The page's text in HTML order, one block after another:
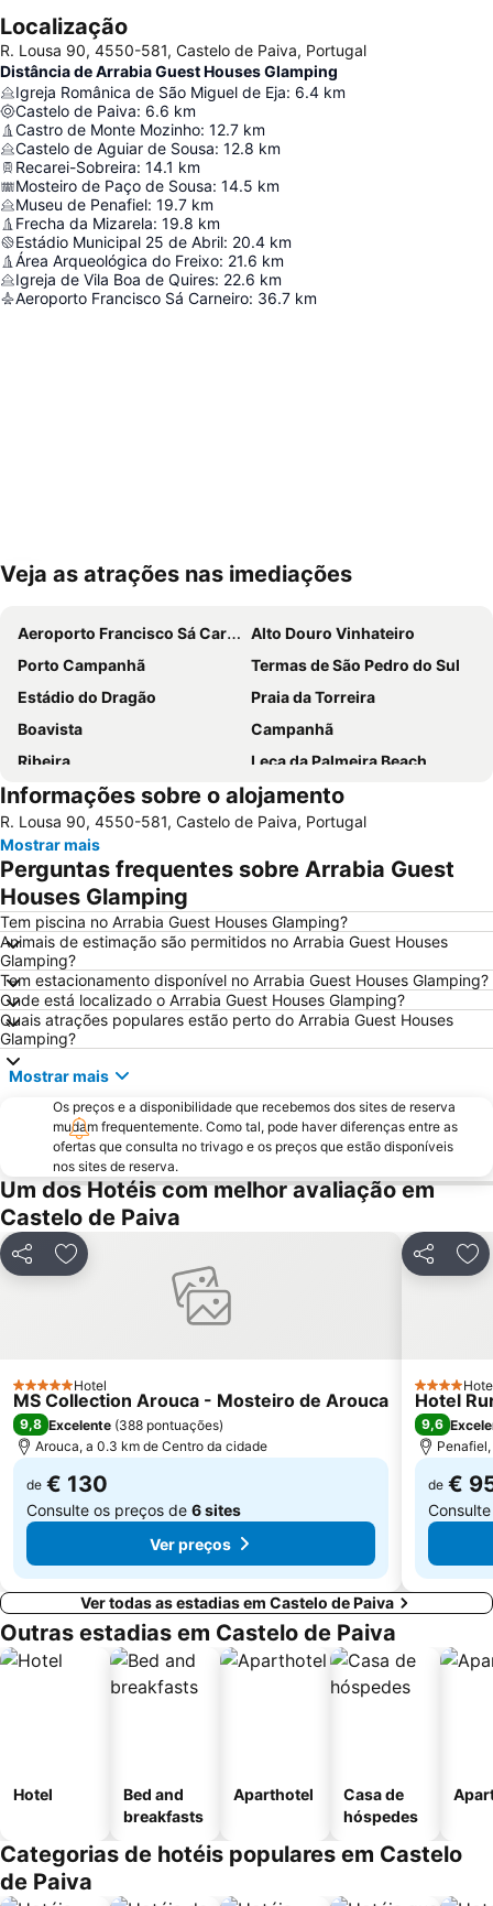
Localização
R. Lousa 90, 4550-581, Castelo de Paiva, Portugal
Distância de Arrabia Guest Houses Glamping
Igreja Românica de São Miguel de Eja: 6.4 km
Castelo de Paiva: 6.6 km
Castro de Monte Mozinho: 12.7 km
Castelo de Aguiar de Sousa: 12.8 km
Recarei-Sobreira: 14.1 km
Mosteiro de Paço de Sousa: 14.5 km
Museu de Penafiel: 19.7 km
Frecha da Mizarela: 19.8 km
Estádio Municipal 25 de Abril: 20.4 km
Área Arqueológica do Freixo: 21.6 km
Igreja de Vila Boa de Quires: 22.6 km
Aeroporto Francisco Sá Carneiro: 36.7 km
Ampliar mapa
Veja as atrações nas imediações
Aeroporto Francisco Sá Carneiro
Alto Douro Vinhateiro
Porto Campanhã
Termas de São Pedro do Sul
Estádio do Dragão
Praia da Torreira
Boavista
Campanhã
Ribeira
Leça da Palmeira Beach
Parque aquático de Amarante
Pavilhão Multiusos Gondomar
Praia do Furadouro
Cais de Gaia
Igreja de Peso da Régua
Magikland
Pavilhão Rosa Mota
Rua Santa Catarina
Baixa
Centro Histórico do Porto
Casa da Música
Parque & Zoo Santo Inácio
Estação São Bento
Europarque
Matosinhos Beach
Praia da Aguda
Parque da Cidade
Hotel Solverde Beach
da Madalena
Edificio da Alfândega
Mercado do Bolhão
Aldeia Rural Preservada de Quintandona
Palacio do Freixo
Mindelo Beach
Praia da Cortegaça
Caxinas Beach
Casino de Espinho
Parque do Palácio de Cristal
Arrábida Shopping
Sea Life Porto
Praia da Baía
Informações sobre o alojamento
R. Lousa 90, 4550-581, Castelo de Paiva, Portugal
Mostrar mais
Perguntas frequentes sobre Arrabia Guest
Houses Glamping
Tem piscina no Arrabia Guest Houses Glamping?
Animais de estimação são permitidos no Arrabia Guest Houses
Glamping?
Tem estacionamento disponível no Arrabia Guest Houses Glamping?
Onde está localizado o Arrabia Guest Houses Glamping?
Quais atrações populares estão perto do Arrabia Guest Houses
Glamping?
Mostrar mais
Os preços e a disponibilidade que recebemos dos sites de reserva
mudam frequentemente. Como tal, pode haver diferenças entre as
ofertas que consulta no trivago e os preços que estão disponíveis
nos sites de reserva.
Um dos Hotéis com melhor avaliação em
Castelo de Paiva
PartilharAdicionar aos favoritos
5 EstrelasHotel
MS Collection Arouca - Mosteiro de Arouca
9,8 Excelente (388 pontuações)
Arouca, a 0.3 km de Centro da cidade
de € 130
Consulte os preços de 6 sites
Ver preços
Partilhar
4 Estrelas
Hotel
9,6
de €
Ver todas as estadias em Castelo de Paiva
Outras estadias em Castelo de Paiva
Hotel
Bed and
breakfasts
Aparthotel
Casa de
hóspedes
Categorias de hotéis populares em Castelo
de Paiva